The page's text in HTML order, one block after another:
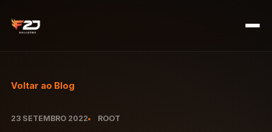
Voltar ao Blog
23 SETEMBRO 2022 ROOT